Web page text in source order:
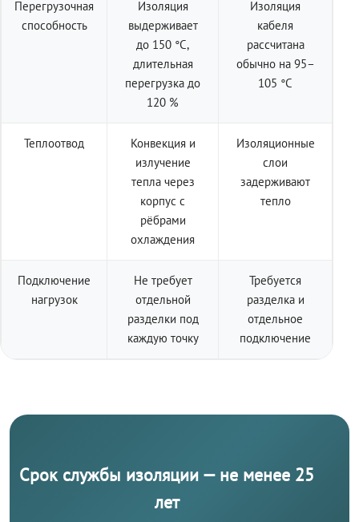
Перегрузочная
способность
Изоляция
выдерживает
до 150 °C,
длительная
перегрузка до
120 %
Изоляция
кабеля
рассчитана
обычно на 95–
105 °C
Теплоотвод
Конвекция и
излучение
тепла через
корпус с
рёбрами
охлаждения
Изоляционные
слои
задерживают
тепло
Подключение
нагрузок
Не требует
отдельной
разделки под
каждую точку
Требуется
разделка и
отдельное
подключение
Срок службы изоляции — не менее 25
лет